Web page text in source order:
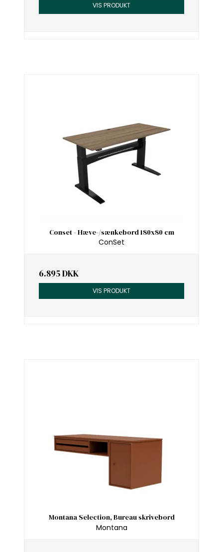
VIS PRODUKT
Conset - Hæve-/sænkebord 180x80 cm
ConSet
6.895 DKK
VIS PRODUKT
Montana Selection, Bureau skrivebord
Montana